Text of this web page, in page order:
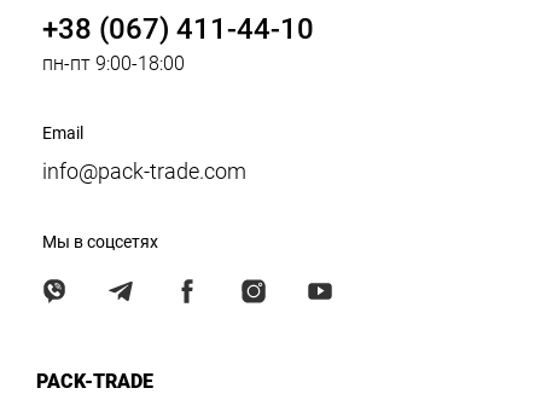
+38 (067) 411-44-10
пн-пт 9:00-18:00
Email
info@pack-trade.com
Мы в соцсетях
PACK-TRADE